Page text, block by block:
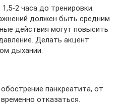
2 часа до тренировки.
должен быть средним
действия могут повысить
Делать акцент
дыхании.
панкреатита, от
отказаться.